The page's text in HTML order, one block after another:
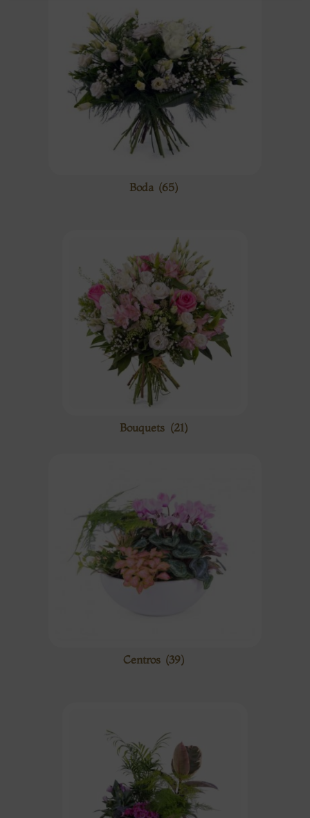
Boda (65)
Bouquets (21)
Centros (39)